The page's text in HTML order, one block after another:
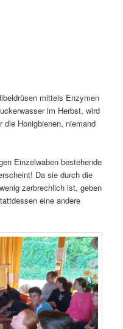
mittels Enzymen
im Herbst, wird
die Honigbienen, niemand
Einzelwaben bestehende
Da sie durch die
zerbrechlich ist, geben
eine andere